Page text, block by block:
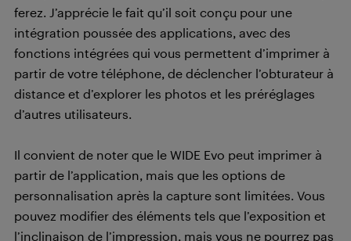
ferez. J’apprécie le fait qu’il soit conçu pour une
intégration poussée des applications, avec des
fonctions intégrées qui vous permettent d’imprimer à
partir de votre téléphone, de déclencher l’obturateur à
distance et d’explorer les photos et les préréglages
d’autres utilisateurs.
Il convient de noter que le WIDE Evo peut imprimer à
partir de l’application, mais que les options de
personnalisation après la capture sont limitées. Vous
pouvez modifier des éléments tels que l’exposition et
l’inclinaison de l’impression, mais vous ne pourrez pas